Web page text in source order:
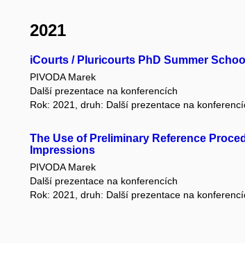
2021
iCourts / Pluricourts PhD Summer
PIVODA Marek
Další prezentace na konferencích
Rok: 2021, druh: Další prezentace na
The Use of Preliminary Reference
Impressions
PIVODA Marek
Další prezentace na konferencích
Rok: 2021, druh: Další prezentace na